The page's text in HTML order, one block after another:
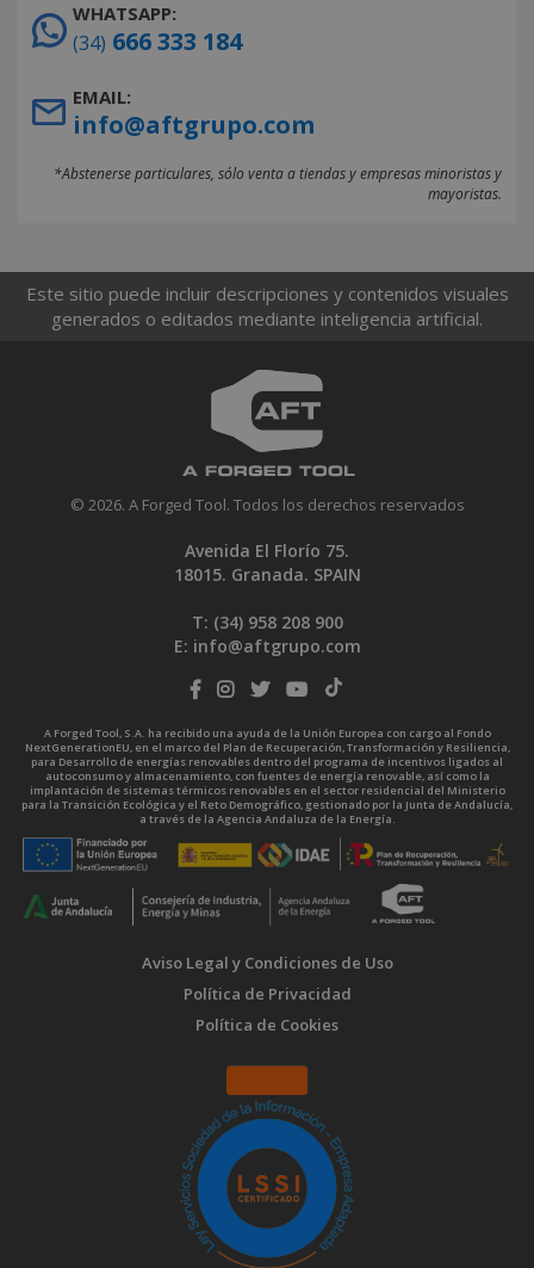
WHATSAPP:
(34) 666 333 184
EMAIL:
info@aftgrupo.com
*Abstenerse particulares, sólo venta a tiendas y empresas minoristas y
mayoristas.
Este sitio puede incluir descripciones y contenidos visuales
generados o editados mediante inteligencia artificial.
© 2026. A Forged Tool. Todos los derechos reservados
Avenida El Florío 75.
18015. Granada. SPAIN
T: (34) 958 208 900
E: info@aftgrupo.com
A Forged Tool, S.A. ha recibido una ayuda de la Unión Europea con cargo al Fondo
NextGenerationEU, en el marco del Plan de Recuperación, Transformación y Resiliencia,
para Desarrollo de energías renovables dentro del programa de incentivos ligados al
autoconsumo y almacenamiento, con fuentes de energía renovable, así como la
implantación de sistemas térmicos renovables en el sector residencial del Ministerio
para la Transición Ecológica y el Reto Demográfico, gestionado por la Junta de Andalucía,
a través de la Agencia Andaluza de la Energía.
Aviso Legal y Condiciones de Uso
Política de Privacidad
Política de Cookies